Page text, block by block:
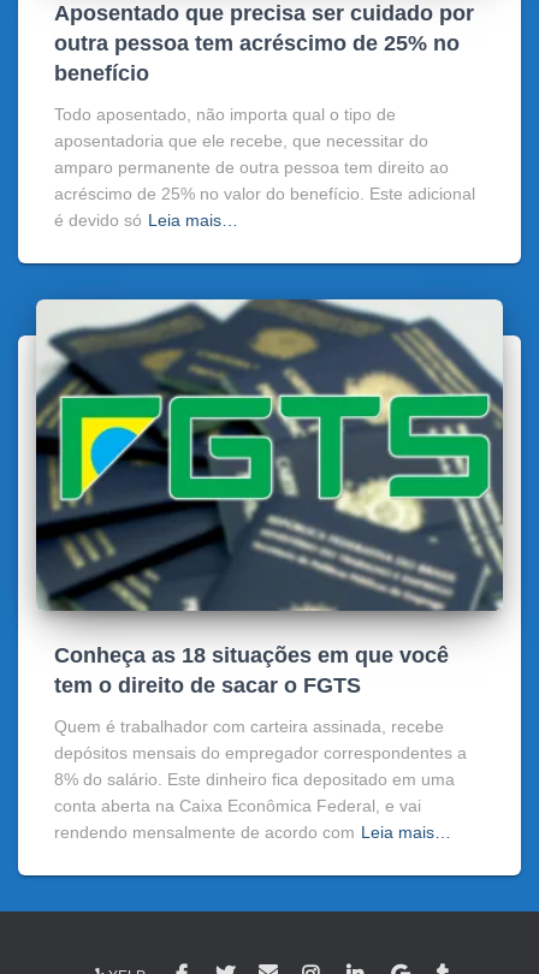
Aposentado que precisa ser cuidado por
outra pessoa tem acréscimo de 25% no
benefício
Todo aposentado, não importa qual o tipo de
aposentadoria que ele recebe, que necessitar do
amparo permanente de outra pessoa tem direito ao
acréscimo de 25% no valor do benefício. Este adicional
é devido só Leia mais…
Conheça as 18 situações em que você
tem o direito de sacar o FGTS
Quem é trabalhador com carteira assinada, recebe
depósitos mensais do empregador correspondentes a
8% do salário. Este dinheiro fica depositado em uma
conta aberta na Caixa Econômica Federal, e vai
rendendo mensalmente de acordo com Leia mais…